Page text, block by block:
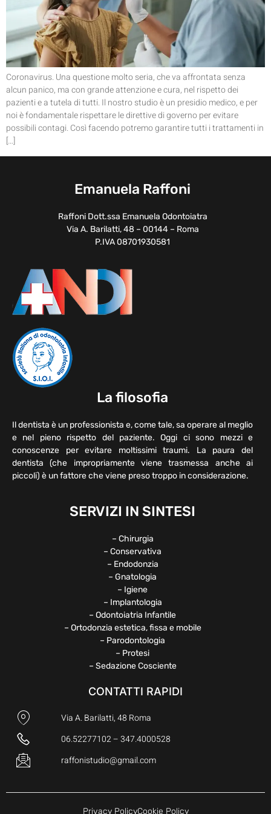
Coronavirus. Una questione molto seria, che va affrontata senza
alcun panico, ma con grande attenzione e cura, nel rispetto dei
pazienti e a tutela di tutti. Il nostro studio è un presidio medico, e per
noi è fondamentale rispettare le direttive di governo per evitare
possibili contagi. Così facendo potremo garantire tutti i trattamenti in
[…]
Emanuela Raffoni
Raffoni Dott.ssa Emanuela Odontoiatra
Via A. Barilatti, 48 – 00144 – Roma
P.IVA 08701930581
La filosofia
Il dentista è un professionista e, come tale, sa operare al meglio
e nel pieno rispetto del paziente. Oggi ci sono mezzi e
conoscenze per evitare moltissimi traumi. La paura del
dentista (che impropriamente viene trasmessa anche ai
piccoli) è un fattore che viene preso troppo in considerazione.
SERVIZI IN SINTESI
– Chirurgia
– Conservativa
– Endodonzia
– Gnatologia
– Igiene
– Implantologia
– Odontoiatria Infantile
– Ortodonzia estetica, fissa e mobile
– Parodontologia
– Protesi
– Sedazione Cosciente
CONTATTI RAPIDI
Via A. Barilatti, 48 Roma
06.52277102 – 347.4000528
raffonistudio@gmail.com
Privacy PolicyCookie Policy